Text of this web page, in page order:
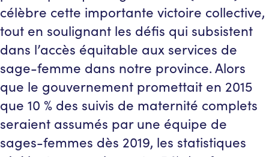
célèbre cette importante victoire collective,
tout en soulignant les défis qui subsistent
dans l’accès équitable aux services de
sage-femme dans notre province. Alors
que le gouvernement promettait en 2015
que 10 % des suivis de maternité complets
seraient assumés par une équipe de
sages-femmes dès 2019, les statistiques